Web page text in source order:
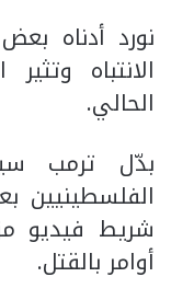
نورد أدناه
الانتباه
الحالي.
بدّل ترمب
الفلسطينيين
شريط فيديو
أوامر بالقتل.